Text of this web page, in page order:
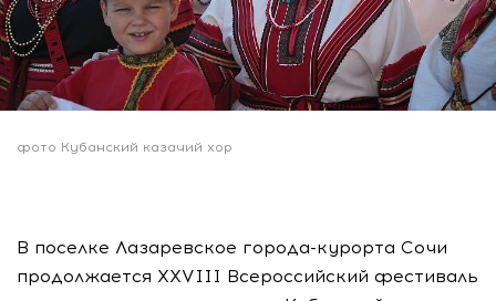
фото Кубанский казачий хор
В поселке Лазаревское города-курорта Сочи
продолжается XXVIII Всероссийский фестиваль